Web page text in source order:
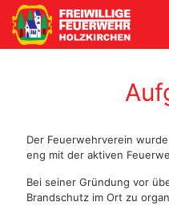
Der Feuerwehrverein
eng mit der aktiven
Bei seiner Gründung vor
Brandschutz im Ort zu